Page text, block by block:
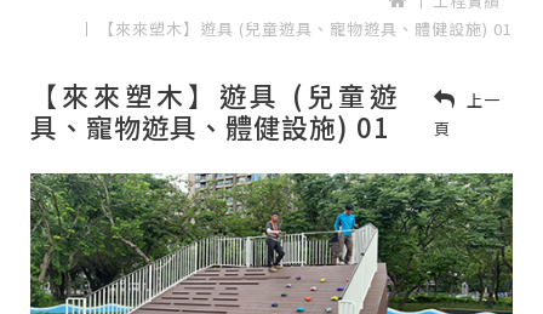
【來來塑木】遊具 (兒童遊具、寵物遊具、體健設施) 01
【來來塑木】遊具 (兒童遊
具、寵物遊具、體健設施) 01
上一
頁